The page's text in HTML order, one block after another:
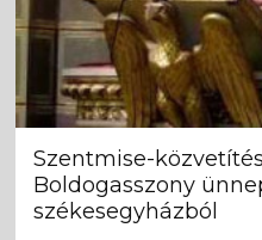
Szentmise-
Boldogasszony
székesegyházból